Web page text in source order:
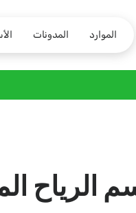
المدونات الموارد
الرياح